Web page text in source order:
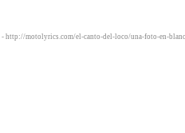
- http://motolyrics.com/el-canto-del-loco/una-foto-en-